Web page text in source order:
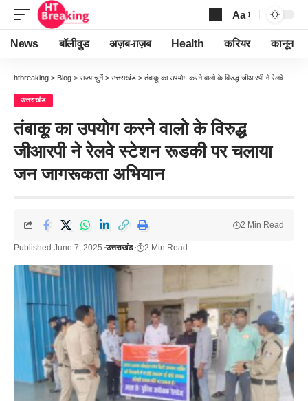
Font
Resizer
Aa
News बॉलीवुड अज़ब-ग़ज़ब Health करियर कानून
htbreaking > Blog > राज्य चुनें > उत्तराखंड > तंबाकू का उपयोग करने वालो के विरुद्ध जीआरपी ने रेलवे स्टेशन रूडकी पर चलाया जन जागरूकता अभियान
उत्तराखंड
तंबाकू का उपयोग करने वालो के विरुद्ध
जीआरपी ने रेलवे स्टेशन रूडकी पर चलाया
जन जागरूकता अभियान
Published June 7, 2025 उत्तराखंड 2 Min Read
2 Min Read